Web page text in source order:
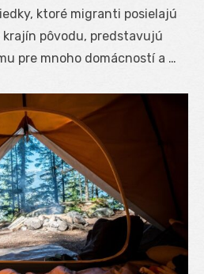
ktoré migranti posielajú
pôvodu, predstavujú
pre mnoho domácností a …